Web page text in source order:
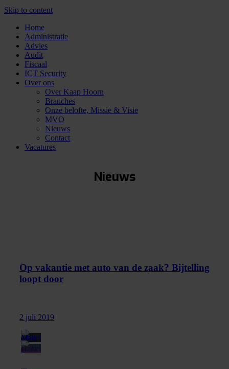
Skip to content
Home
Administratie
Advies
Audit
Fiscaal
ICT Security
Over ons
Over Kaap Hoorn
Branches
Onze belofte, Missie & Visie
MVO
Nieuws
Contact
Vacatures
Nieuws
Op vakantie met auto van de zaak? Bijtelling
loopt door
2 juli 2019